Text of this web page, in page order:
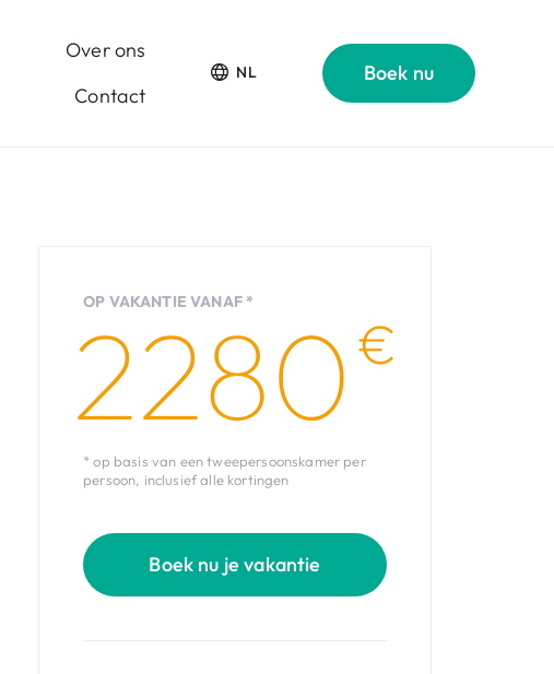
Over ons
Contact
NL Boek nu
OP VAKANTIE VANAF *
2280 €
* op basis van een tweepersoonskamer per
persoon, inclusief alle kortingen
Boek nu je vakantie